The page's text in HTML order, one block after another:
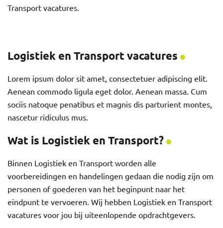
Transport vacatures.
Logistiek en Transport vacatures
Lorem ipsum dolor sit amet, consectetuer adipiscing elit.
Aenean commodo ligula eget dolor. Aenean massa. Cum
sociis natoque penatibus et magnis dis parturient montes,
nascetur ridiculus mus.
Wat is Logistiek en Transport?
Binnen Logistiek en Transport worden alle
voorbereidingen en handelingen gedaan die nodig zijn om
personen of goederen van het beginpunt naar het
eindpunt te vervoeren. Wij hebben Logistiek en Transport
vacatures voor jou bij uiteenlopende opdrachtgevers.